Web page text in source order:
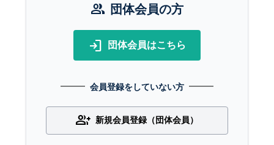
group 団体会員の方
login 団体会員はこちら
会員登録をしていない方
group_add 新規会員登録（団体会員）